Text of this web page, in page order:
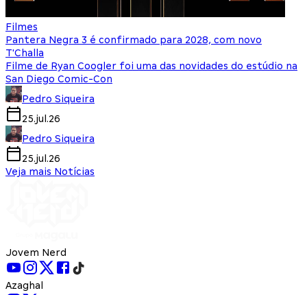
Filmes
Pantera Negra 3 é confirmado para 2028, com novo
T'Challa
Filme de Ryan Coogler foi uma das novidades do estúdio na
San Diego Comic-Con
Pedro Siqueira
25.jul.26
Pedro Siqueira
25.jul.26
Veja mais Notícias
Jovem Nerd
Azaghal